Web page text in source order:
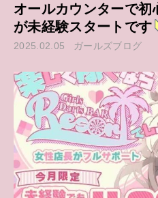
オールカウンターで初
が未経験スタートです
2025.02.05 ガールズブログ